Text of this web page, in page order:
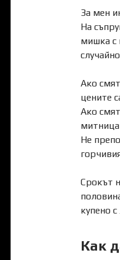
За мен
На
мишка с
Ако
цените
Ако
Не
Срокът
купено
Как